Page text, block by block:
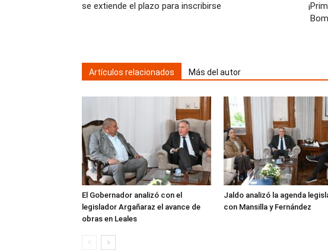
se extiende el plazo para inscribirse
Artículos relacionados Más del autor
El Gobernador analizó con el
legislador Argañaraz el avance de
obras en Leales
Jaldo analizó la agenda
con Mansilla y Fernández